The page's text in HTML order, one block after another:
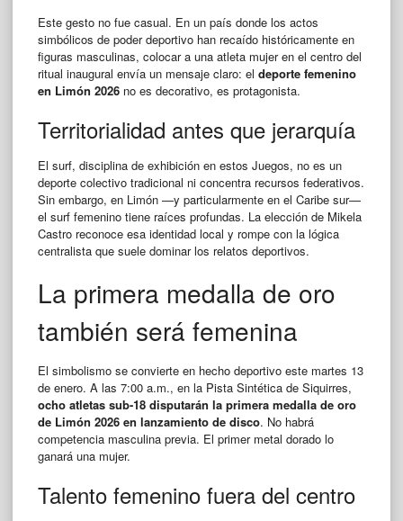
Este gesto no fue casual. En un país donde los actos
simbólicos de poder deportivo han recaído históricamente en
figuras masculinas, colocar a una atleta mujer en el centro del
ritual inaugural envía un mensaje claro: el deporte femenino
en Limón 2026 no es decorativo, es protagonista.
Territorialidad antes que jerarquía
El surf, disciplina de exhibición en estos Juegos, no es un
deporte colectivo tradicional ni concentra recursos federativos.
Sin embargo, en Limón —y particularmente en el Caribe sur—
el surf femenino tiene raíces profundas. La elección de Mikela
Castro reconoce esa identidad local y rompe con la lógica
centralista que suele dominar los relatos deportivos.
La primera medalla de oro
también será femenina
El simbolismo se convierte en hecho deportivo este martes 13
de enero. A las 7:00 a.m., en la Pista Sintética de Siquirres,
ocho atletas sub-18 disputarán la primera medalla de oro
de Limón 2026 en lanzamiento de disco. No habrá
competencia masculina previa. El primer metal dorado lo
ganará una mujer.
Talento femenino fuera del centro